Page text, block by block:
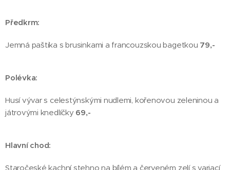
Předkrm:
Jemná paštika s brusinkami a francouzskou bagetkou 79,-
Polévka:
Husí vývar s celestýnskými nudlemi, kořenovou zeleninou a
játrovými knedlíčky 69,-
Hlavní chod:
Staročeské kachní stehno na bílém a červeném zelí s variací